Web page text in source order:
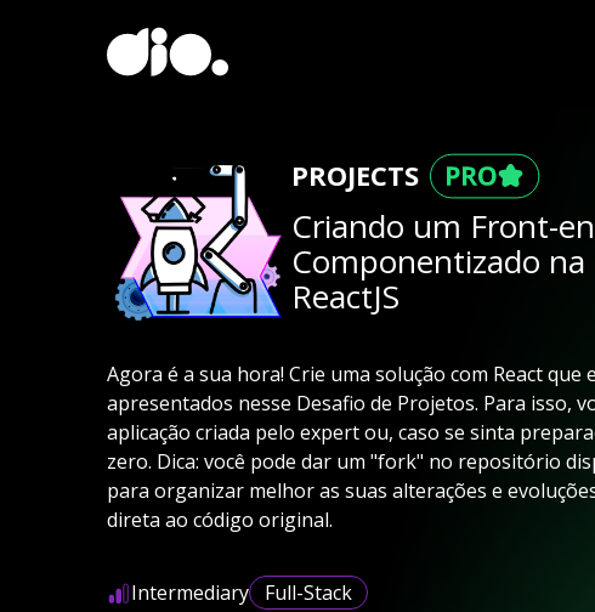
PROJECTS
Criando um Front-
Componentizado na
ReactJS
Agora é a sua hora! Crie uma solução com React que
apresentados nesse Desafio de Projetos. Para isso,
aplicação criada pelo expert ou, caso se sinta
zero. Dica: você pode dar um "fork" no repositório
para organizar melhor as suas alterações e
direta ao código original.
Intermediary Full-Stack